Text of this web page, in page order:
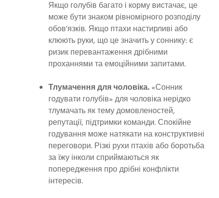
Якщо голубів багато і корму вистачає, це
може бути знаком рівномірного розподілу
обов’язків. Якщо птахи настирливі або
клюють руки, що це значить у соннику: є
ризик перевантаження дрібними
проханнями та емоційними запитами.
Тлумачення для чоловіка.«Сонник
годувати голубів» для чоловіка нерідко
тлумачать як тему домовленостей,
репутації, підтримки команди. Спокійне
годування може натякати на конструктивні
переговори. Різкі рухи птахів або боротьба
за їжу інколи сприймаються як
попередження про дрібні конфлікти
інтересів.